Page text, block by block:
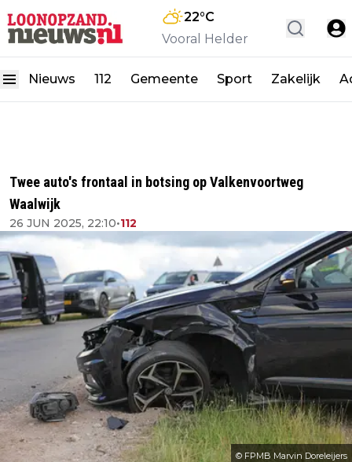
22°C
Vooral Helder
Nieuws 112 Gemeente Sport Zakelijk
Twee auto's frontaal in botsing op Valkenvoortweg
Waalwijk
26 JUN 2025, 22:10•112
© FPMB Marvin Doreleijers